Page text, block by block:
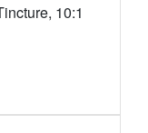
10:1